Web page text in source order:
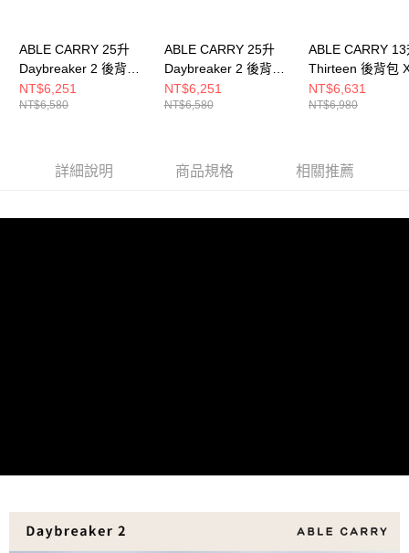
ABLE CARRY 25升
Daybreaker 2 後背包
X-Pac 黑
NT$6,251
NT$6,580
ABLE CARRY 25升
Daybreaker 2 後背包
X-Pac 黑
NT$6,251
NT$6,580
ABLE CARRY 13
Thirteen 後背包
橄欖綠
NT$6,631
NT$6,980
詳細說明 商品規格 相關推薦